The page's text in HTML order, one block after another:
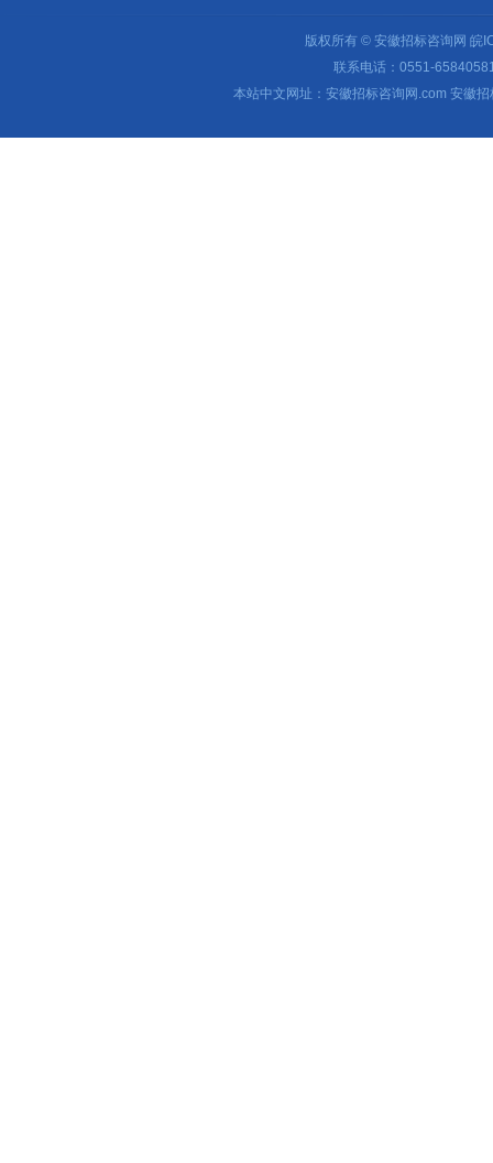
版权所有 © 安徽招标咨询网 皖
联系电话：0551-
本站中文网址：安徽招标咨询网.com 安徽